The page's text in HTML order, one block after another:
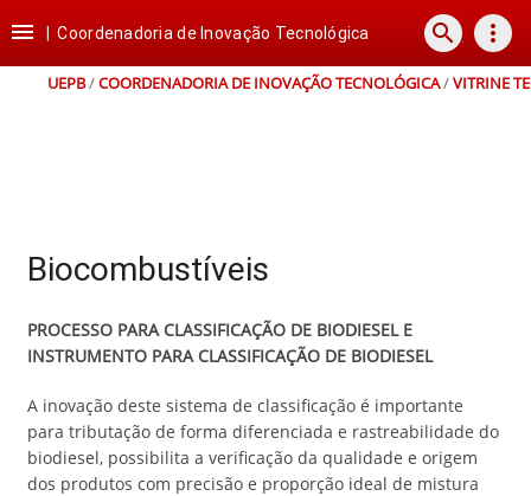
para
conteúdo
para
para
para
rodapé
 |Coordenadoria de Inovação Tecnológica search more_vert
UEPB/COORDENADORIA DE INOVAÇÃO TECNOLÓGICA/VITRINE
Biocombustíveis
PROCESSO PARA CLASSIFICAÇÃO DE BIODIESEL E
INSTRUMENTO PARA CLASSIFICAÇÃO DE BIODIESEL
A inovação deste sistema de classificação é importante
para tributação de forma diferenciada e rastreabilidade do
biodiesel, possibilita a verificação da qualidade e origem
dos produtos com precisão e proporção ideal de mistura